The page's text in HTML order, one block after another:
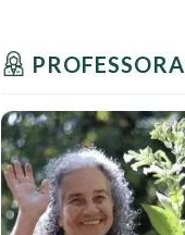
PROFESSORA